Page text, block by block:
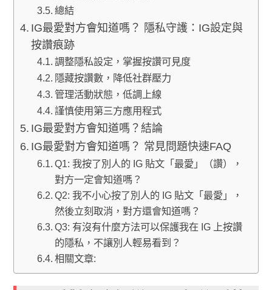
總結
IG最愛對方會知道嗎？ 隱私守護：IG設定與
按讚痕跡
調整隱私設定，掌握按讚可見度
隱藏按讚數，降低社群壓力
管理活動狀態，低調上線
謹慎使用第三方應用程式
IG最愛對方會知道嗎？結論
IG最愛對方會知道嗎？ 常見問題快速FAQ
Q1: 我按了別人的 IG 貼文「最愛」（讚），
對方一定會知道嗎？
Q2: 我不小心按了別人的 IG 貼文「最愛」，
然後立刻取消，對方還會知道嗎？
Q3: 有沒有什麼方法可以保護我在 IG 上按讚
的隱私，不讓別人輕易看到？
相關文章: